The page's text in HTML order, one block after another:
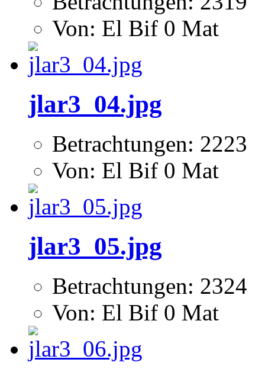
Von: El Bif 0 Mat
jlar3_04.jpg
Betrachtungen: 2223
Von: El Bif 0 Mat
jlar3_05.jpg
Betrachtungen: 2324
Von: El Bif 0 Mat